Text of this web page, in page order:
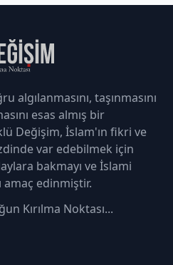
taşınmasını
esas almış bir
Değişim, İslam'ın fikri ve
var edebilmek için
bakmayı ve İslami
amaç edinmiştir.
Kırılma Noktası...